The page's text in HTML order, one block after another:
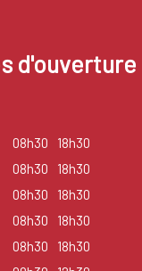
d'ouverture
08h30
18h30
08h30
18h30
08h30
18h30
08h30
18h30
08h30
18h30